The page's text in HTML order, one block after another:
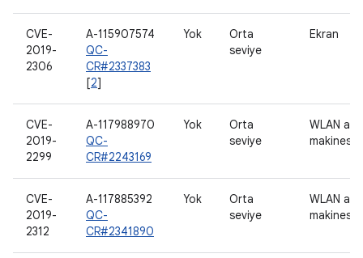
CVE-
2019-
2306
A-115907574
QC-
CR#2337383
[2]
Yok
Orta
seviye
Ekran
CVE-
2019-
2299
A-117988970
QC-
CR#2243169
Yok
Orta
seviye
WLAN ana
makinesi
CVE-
2019-
2312
A-117885392
QC-
CR#2341890
Yok
Orta
seviye
WLAN ana
makinesi